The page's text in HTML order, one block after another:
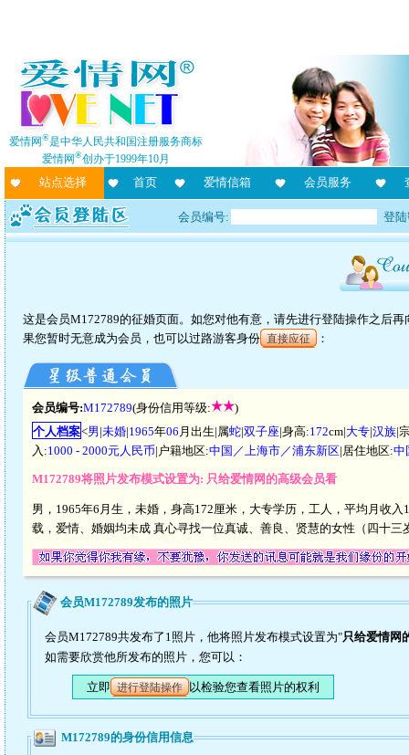
爱情网®是中华人民共和国注册服务商标
爱情网®创办于1999年10月
站点选择 首页 爱情信箱 会员服务
会员编号: 登
这是会员M172789的征婚页面。如您对他有意，请先进行登陆操作之后
果您暂时无意成为会员，也可以过路游客身份 直接应征 ：
会员编号:M172789(身份信用等级:
)
个人档案<男|未婚|1965年06 月出生|属蛇|双子座|身高:172cm|大专|汉族|
入:1000 - 2000元人民币|户籍地区:中国／上海市／浦东新区|居住地区:中
M172789将照片发布模式设置为: 只给爱情网的高级会员看
男，1965年6月生，未婚，身高172厘米，大专学历，工人，平均月收
载，爱情、婚姻均未成 真心寻找一位真诚、善良、贤慧的女性（四十
会员M172789发布的照片
会员M172789共发布了1照片，他将照片发布模式设置为"只给爱情网
如需要欣赏他所发布的照片，您可以：
立即 进行登陆操作 以检验您查看照片的权利
M172789的身份信用信息